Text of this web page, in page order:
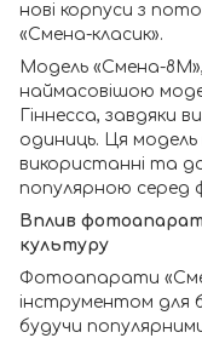
нові корпуси з
«Смена-класик».
Модель «Смена-
наймасовішою
Гіннесса, завдяки
одиниць. Ця
використанні та
популярною серед
Вплив
культуру
Фотоапарати
інструментом для
будучи